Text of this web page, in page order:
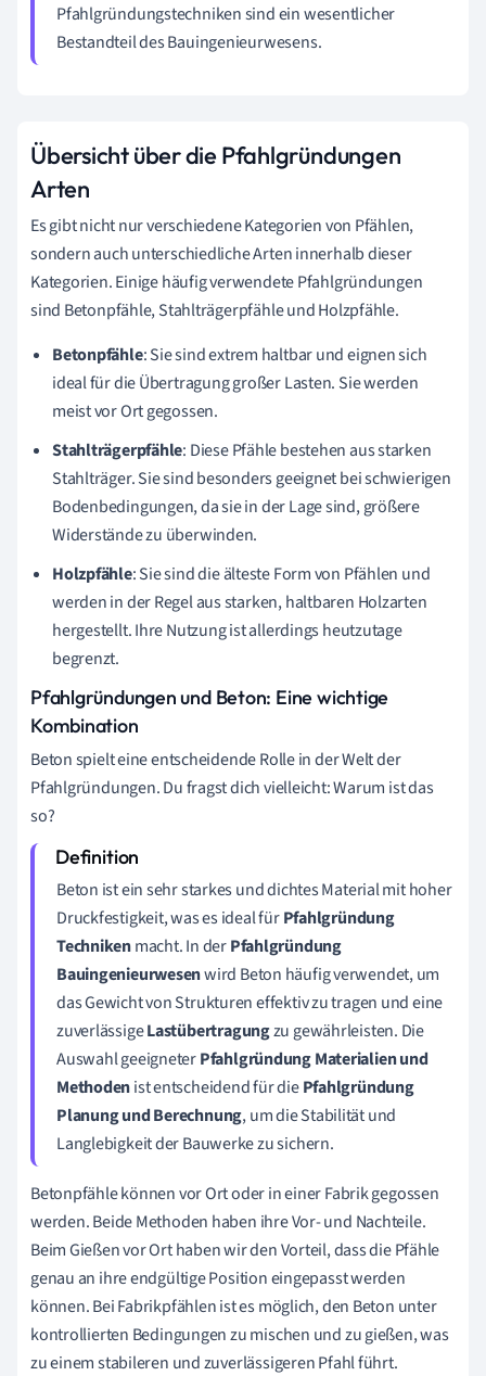
Pfahlgründungstechniken sind ein wesentlicher
Bestandteil des Bauingenieurwesens.
Übersicht über die Pfahlgründungen
Arten
Es gibt nicht nur verschiedene Kategorien von Pfählen,
sondern auch unterschiedliche Arten innerhalb dieser
Kategorien. Einige häufig verwendete Pfahlgründungen
sind Betonpfähle, Stahlträgerpfähle und Holzpfähle.
Betonpfähle: Sie sind extrem haltbar und eignen sich
ideal für die Übertragung großer Lasten. Sie werden
meist vor Ort gegossen.
Stahlträgerpfähle: Diese Pfähle bestehen aus starken
Stahlträger. Sie sind besonders geeignet bei schwierigen
Bodenbedingungen, da sie in der Lage sind, größere
Widerstände zu überwinden.
Holzpfähle: Sie sind die älteste Form von Pfählen und
werden in der Regel aus starken, haltbaren Holzarten
hergestellt. Ihre Nutzung ist allerdings heutzutage
begrenzt.
Pfahlgründungen und Beton: Eine wichtige
Kombination
Beton spielt eine entscheidende Rolle in der Welt der
Pfahlgründungen. Du fragst dich vielleicht: Warum ist das
so?
Beton ist ein sehr starkes und dichtes Material mit hoher
Druckfestigkeit, was es ideal fürPfahlgründung
Technikenmacht. In derPfahlgründung
Bauingenieurwesenwird Beton häufig verwendet, um
das Gewicht von Strukturen effektiv zu tragen und eine
zuverlässigeLastübertragungzu gewährleisten. Die
Auswahl geeigneterPfahlgründung Materialien und
Methodenist entscheidend für diePfahlgründung
Planung und Berechnung, um die Stabilität und
Langlebigkeit der Bauwerke zu sichern.
Betonpfähle können vor Ort oder in einer Fabrik gegossen
werden. Beide Methoden haben ihre Vor- und Nachteile.
Beim Gießen vor Ort haben wir den Vorteil, dass die Pfähle
genau an ihre endgültige Position eingepasst werden
können. Bei Fabrikpfählen ist es möglich, den Beton unter
kontrollierten Bedingungen zu mischen und zu gießen, was
zu einem stabileren und zuverlässigeren Pfahl führt.